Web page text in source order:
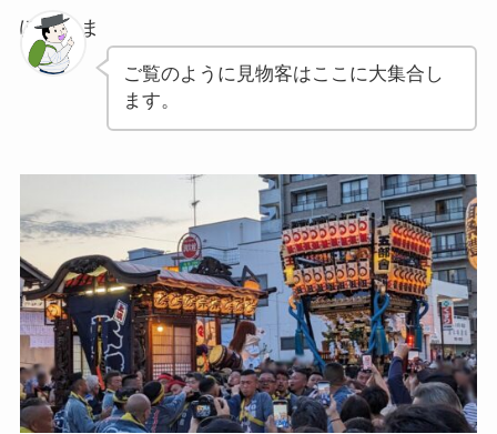
ぽちゃま
ご覧のように見物客はここに大集合し
ます。